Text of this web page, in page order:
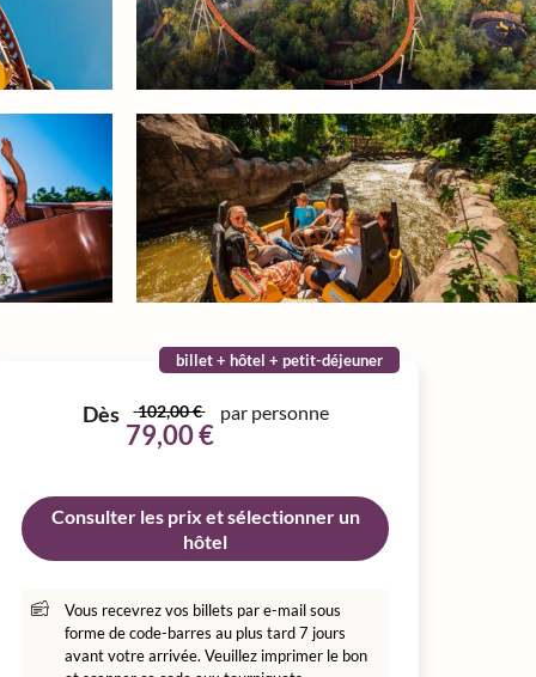
billet + hôtel + petit-déjeuner
Dès 102,00 €
79,00 €
par personne
Consulter les prix et sélectionner un
hôtel
Vous recevrez vos billets par e-mail sous
forme de code-barres au plus tard 7 jours
avant votre arrivée. Veuillez imprimer le bon